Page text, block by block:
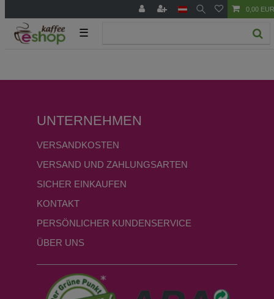
0,00 EUR
☰
UNTERNEHMEN
VERSANDKOSTEN
VERSAND UND ZAHLUNGSARTEN
SICHER EINKAUFEN
KONTAKT
PERSÖNLICHER KUNDENSERVICE
ÜBER UNS